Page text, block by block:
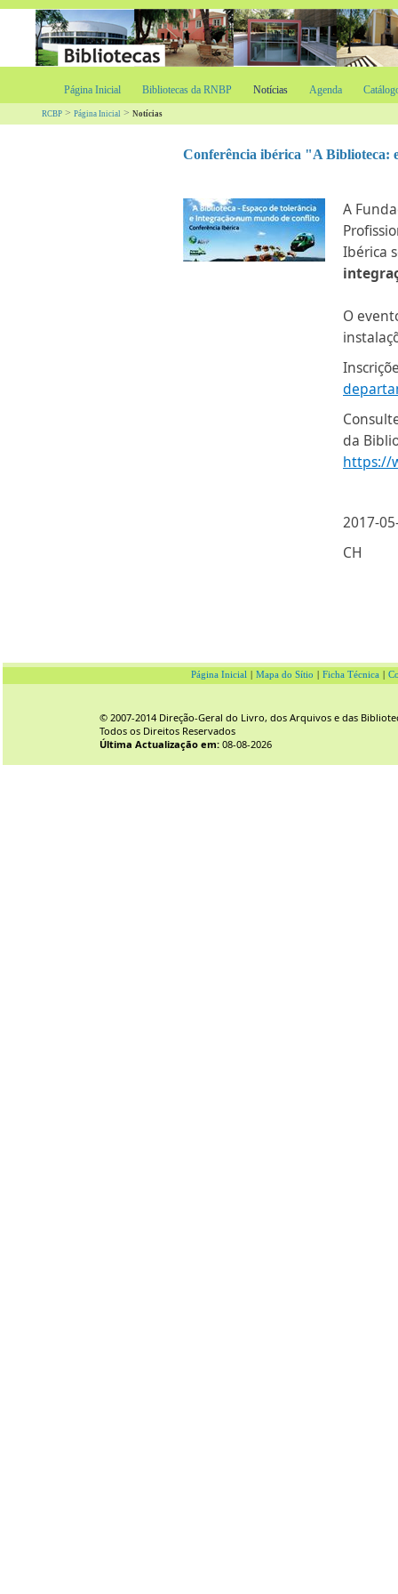
Página Inicial Bibliotecas da RNBP Notícias Agenda
RCBP > Página Inicial > Notícias
Conferência ibérica "A Biblioteca:
A
Ibérica
O
da
https://
2017-
CH
Página Inicial Mapa do Sítio Ficha Técnica
© 2007-2014 Direção-Geral do Livro, dos Arquivos e das
Todos os Direitos Reservados
Última Actualização em: 08-08-2026